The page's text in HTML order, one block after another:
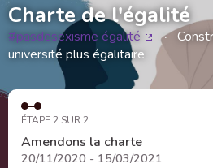
Charte de l'égalité
#pasdesexisme égalité
(Lien
université plus égalitaire
ÉTAPE 2 SUR 2
Amendons la charte
20/11/2020 - 15/03/2021